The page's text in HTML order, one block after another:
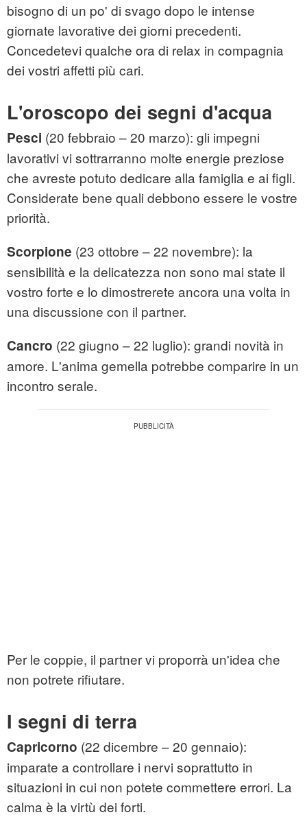
bisogno di un po' di svago dopo le intense
giornate lavorative dei giorni precedenti.
Concedetevi qualche ora di relax in compagnia
dei vostri affetti più cari.
L'oroscopo dei segni d'acqua
Pesci (20 febbraio – 20 marzo): gli impegni
lavorativi vi sottrarranno molte energie preziose
che avreste potuto dedicare alla famiglia e ai figli.
Considerate bene quali debbono essere le vostre
priorità.
Scorpione (23 ottobre – 22 novembre): la
sensibilità e la delicatezza non sono mai state il
vostro forte e lo dimostrerete ancora una volta in
una discussione con il partner.
Cancro (22 giugno – 22 luglio): grandi novità in
amore. L'anima gemella potrebbe comparire in un
incontro serale.
Per le coppie, il partner vi proporrà un'idea che
non potrete rifiutare.
I segni di terra
Capricorno (22 dicembre – 20 gennaio):
imparate a controllare i nervi soprattutto in
situazioni in cui non potete commettere errori. La
calma è la virtù dei forti.